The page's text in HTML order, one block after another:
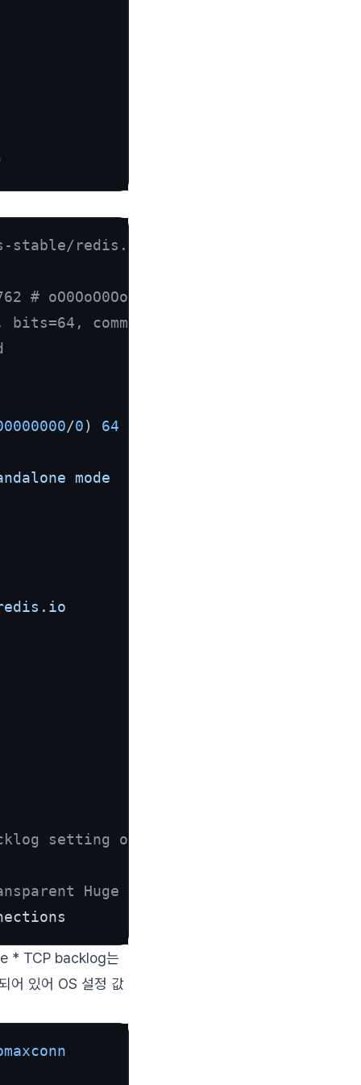
stable/redis.conf
oO0OoO0OoO0Oo Redis is starting
bits=64, commit=00000000, modified=0,
/0) 64
mode
backlog setting of 511 cannot be
Transparent Huge Pages (THP)
* TCP backlog는
어 있어 OS 설정 값